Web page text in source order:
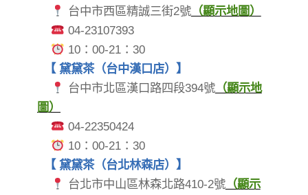
台中市西區精誠三街2號（顯示地圖）
04-23107393
10：00-21：30
【 黛黛茶（台中漢口店）】
台中市北區漢口路四段394號（顯示地
圖）
04-22350424
10：00-21：30
【 黛黛茶（台北林森店）】
台北市中山區林森北路410-2號​​​​​​​（顯示